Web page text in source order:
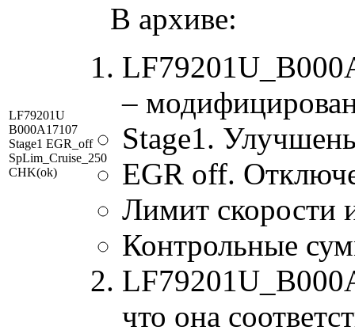
LF79201U
B000A17107
Stage1 EGR_off
SpLim_Cruise_250
CHK(ok)
В архиве:
–
Stage1.
EGR off.
Лимит скорости
Контрольные
что она